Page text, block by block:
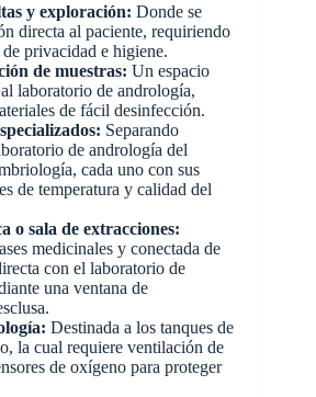
y exploración: Donde se
directa al paciente, requiriendo
privacidad e higiene.
de muestras: Un espacio
laboratorio de andrología,
de fácil desinfección.
Separando
de andrología del
cada uno con sus
de temperatura y calidad del
o sala de extracciones:
medicinales y conectada de
con el laboratorio de
una ventana de
Destinada a los tanques de
la cual requiere ventilación de
de oxígeno para proteger